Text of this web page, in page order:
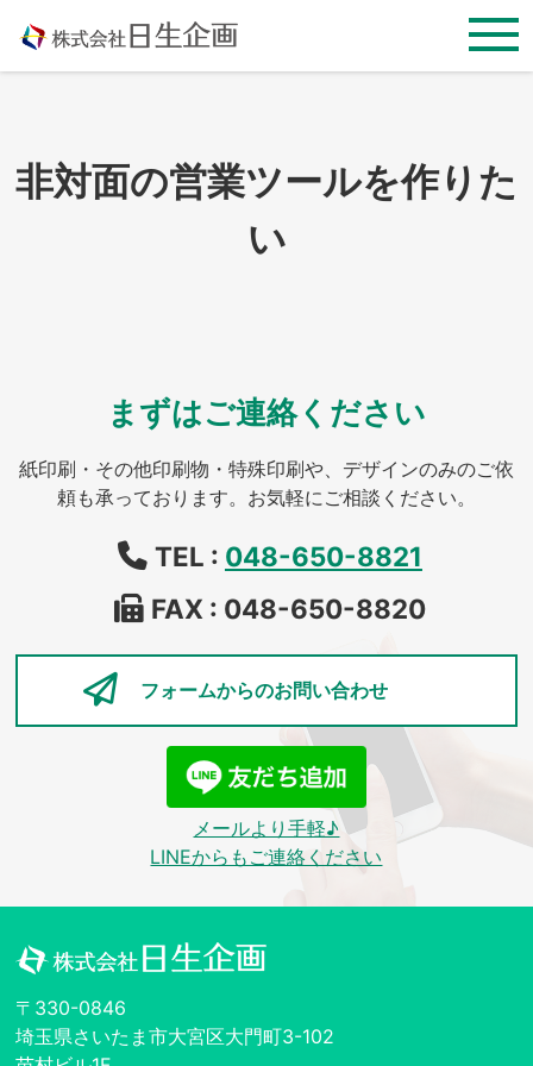
content
非対面の営業ツールを作りた
い
まずはご連絡ください
紙印刷・その他印刷物・特殊印刷や、デザインのみのご依
頼も承っております。お気軽にご相談ください。
TEL : 048-650-8821
FAX : 048-650-8820
フォームからのお問い合わせ
メールより手軽♪
LINEからもご連絡ください
〒330-0846
埼玉県さいたま市大宮区大門町3-102